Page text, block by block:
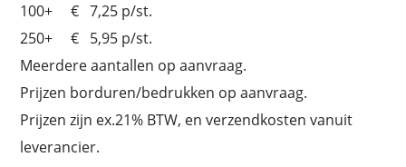
100+ € 7,25 p/st.
250+ € 5,95 p/st.
Meerdere aantallen op aanvraag.
Prijzen borduren/bedrukken op aanvraag.
Prijzen zijn ex.21% BTW, en verzendkosten vanuit
leverancier.